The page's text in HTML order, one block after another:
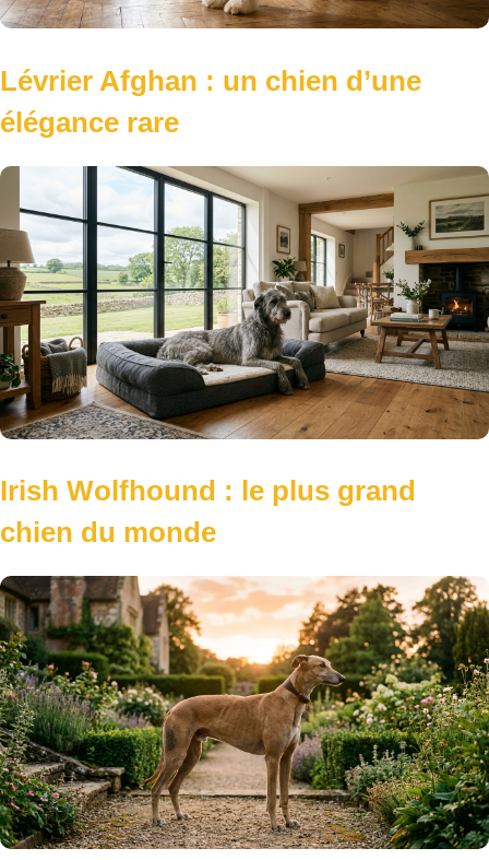
Lévrier Afghan : un chien d’une
élégance rare
Irish Wolfhound : le plus grand
chien du monde